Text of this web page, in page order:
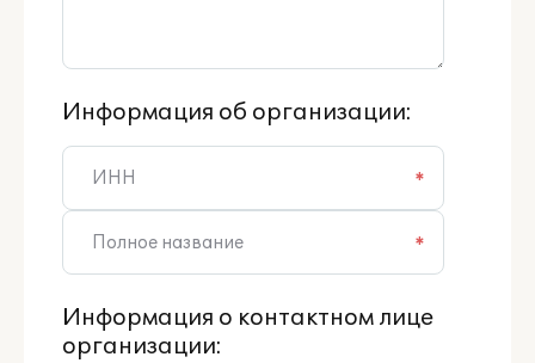
Информация об организации:
*
*
Информация о контактном лице
организации: